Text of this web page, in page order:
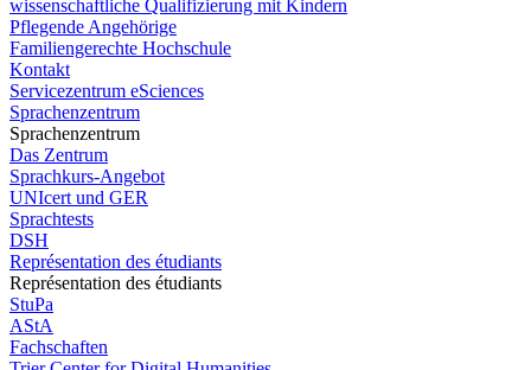
wissenschaftliche Qualifizierung mit Kindern
Pflegende Angehörige
Familiengerechte Hochschule
Kontakt
Servicezentrum eSciences
Sprachenzentrum
Sprachenzentrum
Das Zentrum
Sprachkurs-Angebot
UNIcert und GER
Sprachtests
DSH
Représentation des étudiants
Représentation des étudiants
StuPa
AStA
Fachschaften